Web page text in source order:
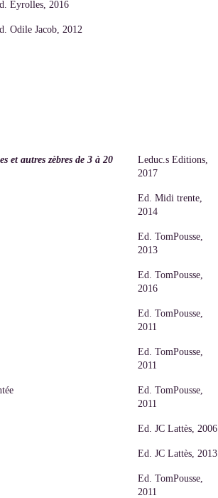
Eyrolles, 2016
Odile Jacob, 2012
et autres zèbres de 3 à 20
Leduc.s Editions,
2017
Ed. Midi trente,
2014
Ed. TomPousse,
2013
Ed. TomPousse,
2016
Ed. TomPousse,
2011
Ed. TomPousse,
2011
Ed. TomPousse,
2011
Ed. JC Lattès, 2006
Ed. JC Lattès, 2013
Ed. TomPousse,
2011